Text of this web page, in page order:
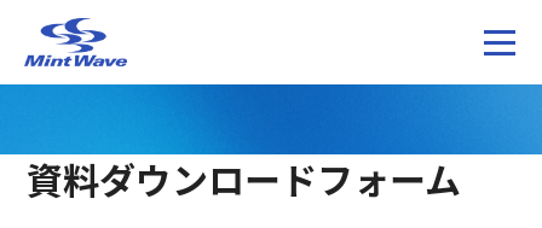
資料ダウンロードフォーム